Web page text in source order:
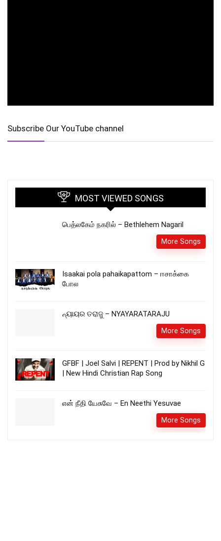
Subscribe Our YouTube channel
MOST VIEWED SONGS
பெத்லகேம் நகரில் – Bethlehem Nagaril
More Songs
Isaakai pola pahaikapattom – ஈசாக்கை
போல
ନ୍ୟାୟର ତରାଜୁ – NYAYARATARAJU
More Songs
GFBF | Joel Salvi | REPENT | Prod by Nikhil G
| New Hindi Christian Rap Song
என் நீதி யேசுவே – En Neethi Yesuvae
More Songs